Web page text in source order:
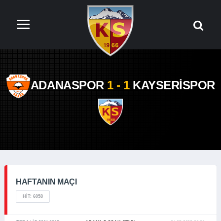
ADANASPOR 1 - 1 KAYSERİSPOR
HAFTANIN MAÇI
HIT: 6058